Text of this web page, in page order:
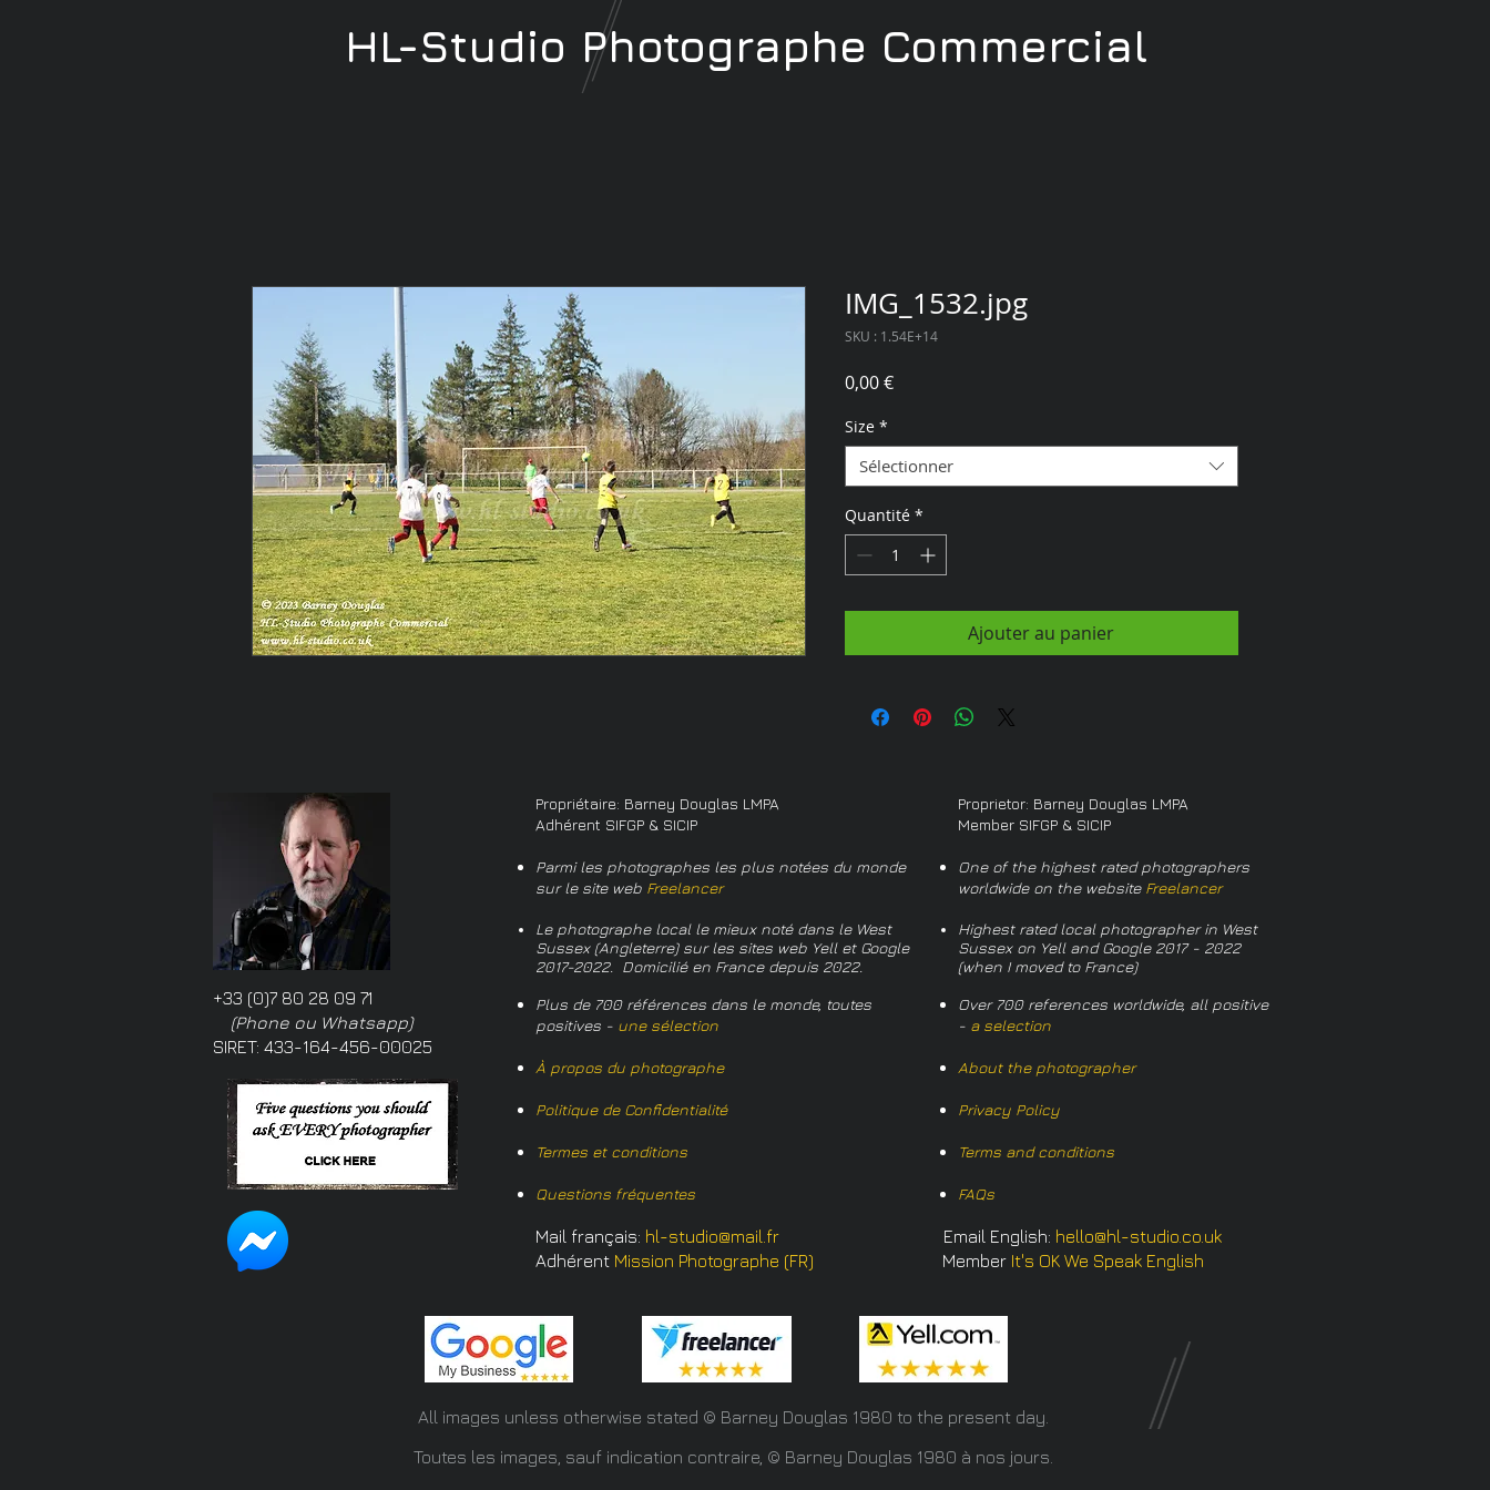
IMG_1532.jpg
SKU : 1.54E+14
0,00 €Prix
Size *
Sélectionner
Quantité *
Ajouter au panier
HL-Studio Photographe Commercial
+33 (0)7 80 28 09 71
(Phone ou Whatsapp)
SIRET: 433-164-456-00025
Propriétaire: Barney Douglas LMPA
Adhérent SIFGP & SICIP
Parmi les photographes les plus notées du monde
sur le site web Freelancer
Le photographe local le mieux noté dans le West
Sussex (Angleterre) sur les sites web Yell et Google
2017-2022. Domicilié en France depuis 2022.
Plus de 700 références dans le monde, toutes
positives - une sélection
À propos du photographe
Politique de Confidentialité
Termes et conditions
Questions fréquentes
Proprietor: Barney Douglas LMPA
Member SIFGP & SICIP
One of the highest rated photographers
worldwide on the website Freelancer
Highest rated local photographer in West
Sussex on Yell and Google 2017 - 2022
(when I moved to France)
Over 700 references worldwide, all positive
- a selection
About the photographer
Privacy Policy
Terms and conditions
FAQs
Mail français: hl-studio@mail.fr Email English: hello@hl-studio.co.uk
Adhérent Mission Photographe (FR) Member It's OK We Speak English
All images unless otherwise stated © Barney Douglas 1980 to the present day.
Toutes les images, sauf indication contraire, © Barney Douglas 1980 à nos jours.